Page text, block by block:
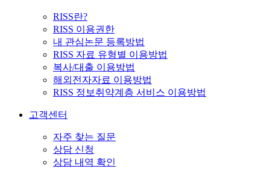
RISS란?
RISS 이용권한
내 관심논문 등록방법
RISS 자료 유형별 이용방법
복사/대출 이용방법
해외전자자료 이용방법
RISS 정보취약계층 서비스 이용방법
고객센터
자주 찾는 질문
상담 신청
상담 내역 확인